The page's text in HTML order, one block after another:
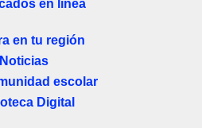
en línea
en tu región
Noticias
escolar
Digital